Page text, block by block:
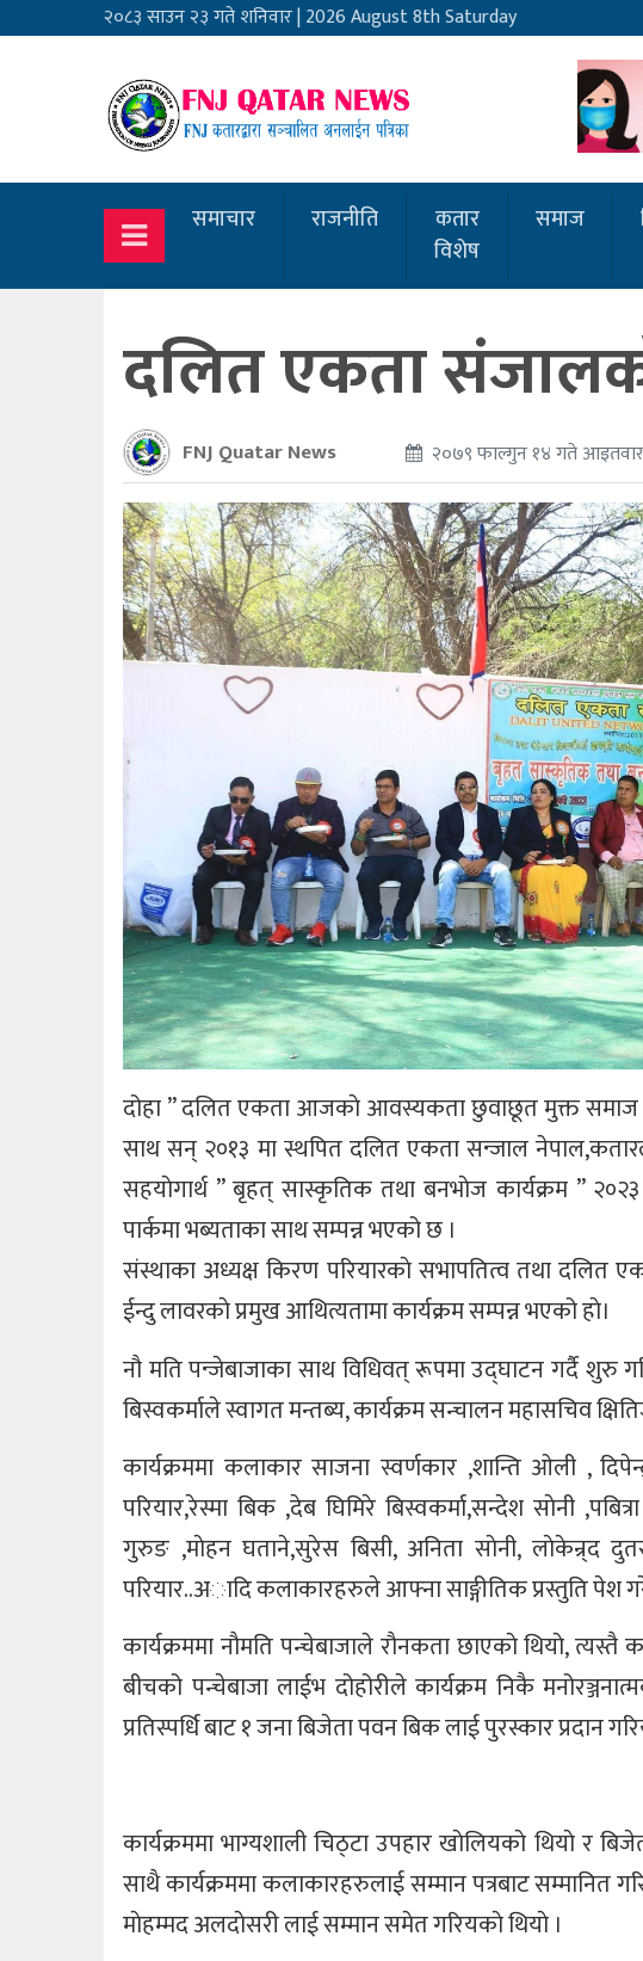
२०८३ साउन २३ गते शनिवार|2026 August 8th Saturday
समाचार राजनीति
कतार
विशेष
समाज
दलित एकता
FNJ Quatar News २०७९ फाल्गुन १४ गते
दोहा ” दलित एकता आजकाे आवस्यकता छुवाछूत मुक्त समाज
साथ सन् २०१३ मा स्थपित दलित एकता सन्जाल नेपाल,कतारले
सहयाेगार्थ ” बृहत् सास्कृतिक तथा बनभाेज कार्यक्रम ”
पार्कमा भब्यताका साथ सम्पन्न भएको छ ।
संस्थाका अध्यक्ष किरण परियारकाे सभापतित्व तथा दलित
ईन्दु लावरकाे प्रमुख आथित्यतामा कार्यक्रम सम्पन्न भएको हाे।
नाै मति पन्जेबाजाका साथ विधिवत् रूपमा उद्घाटन गर्दै शुरु
बिस्वकर्माले स्वागत मन्तब्य, कार्यक्रम सन्चालन महासचिव
कार्यक्रममा कलाकार साजना स्वर्णकार ,शान्ति ओली ,
परियार,रेस्मा बिक ,देब घिमिरे बिस्वकर्मा,सन्देश साेनी
गुरुङ ,माेहन घताने,सुरेस बिसी, अनिता साेनी, लाेकेन्र्द
परियार..अादि कलाकारहरुले आफ्ना साङ्गीतिक प्रस्तुति पेश
कार्यक्रममा नाैमति पन्चेबाजाले राैनकता छाएकाे थियाे,
बीचको पन्चेबाजा लाईभ दोहोरीले कार्यक्रम निकै
प्रतिस्पर्धि बाट १ जना बिजेता पवन बिक लाई पुरस्कार प्रदान
कार्यक्रममा भाग्यशाली चिठ्टा उपहार खाेलियकाे थियाे र
साथै कार्यक्रममा कलाकारहरुलाई सम्मान पत्रबाट सम्मानित
माेहम्मद अलदाेसरी लाई सम्मान समेत गरियकाे थियाे ।